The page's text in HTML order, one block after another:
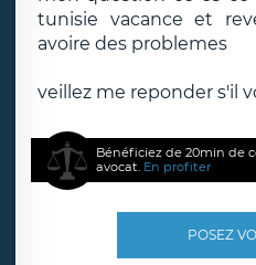
tunisie vacance et
avoire des problemes
veillez me reponder s'il
Bénéficiez de 20min de
avocat. En profiter
POSEZ